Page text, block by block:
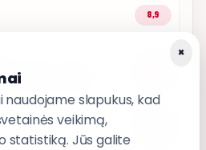
8,9
MONIKA LINKYTĖ
×
slapukus, kad
veikimą,
statistiką. Jūs galite